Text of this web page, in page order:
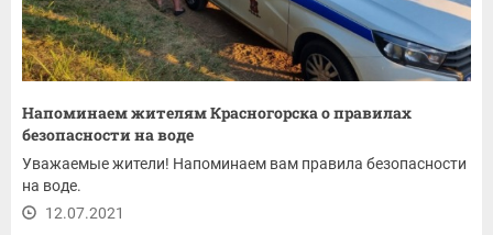
Напоминаем жителям Красногорска о правилах
безопасности на воде
Уважаемые жители! Напоминаем вам правила безопасности
на воде.
12.07.2021